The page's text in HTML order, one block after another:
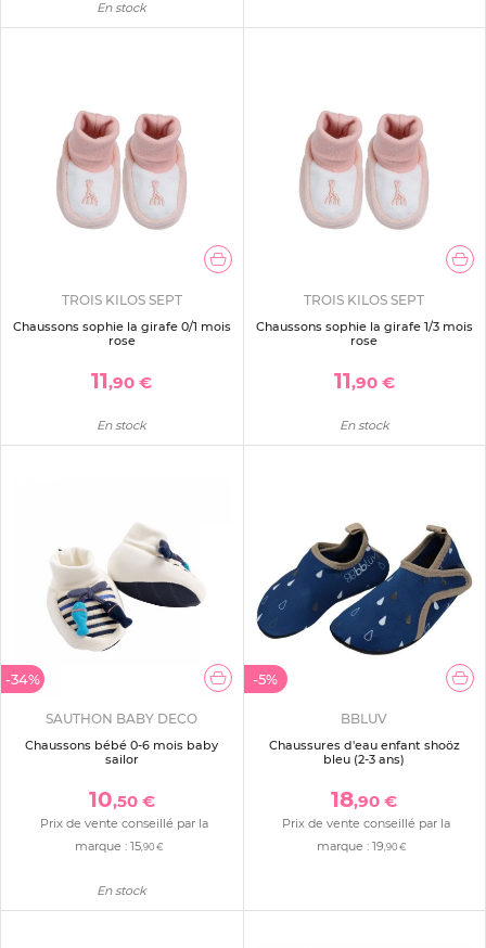
En stock
TROIS KILOS SEPT
Chaussons sophie la girafe 0/1 mois
rose
11,90 €
En stock
TROIS KILOS SEPT
Chaussons sophie la girafe 1/3 mois
rose
11,90 €
En stock
-34%
SAUTHON BABY DECO
Chaussons bébé 0-6 mois baby
sailor
10,50 €
Prix de vente conseillé par la
marque :15,90 €
En stock
-5%
BBLUV
Chaussures d'eau enfant shoöz
bleu (2-3 ans)
18,90 €
Prix de vente conseillé par la
marque :19,90 €